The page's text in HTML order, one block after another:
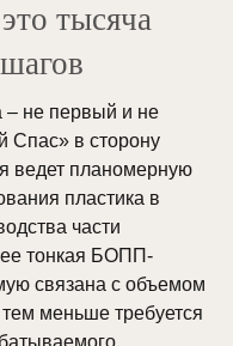
тысяча
– не первый и не
Спас» в сторону
ведет планомерную
пластика в
части
тонкая БОПП-
связана с объемом
меньше требуется